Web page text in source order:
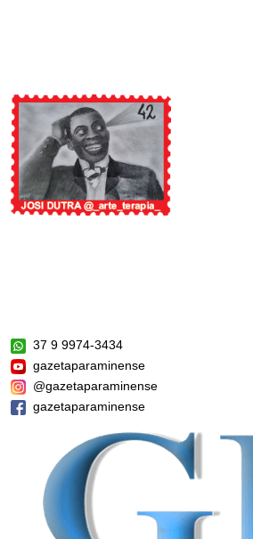
37 9 9974-3434
gazetaparaminense
@gazetaparaminense
gazetaparaminense